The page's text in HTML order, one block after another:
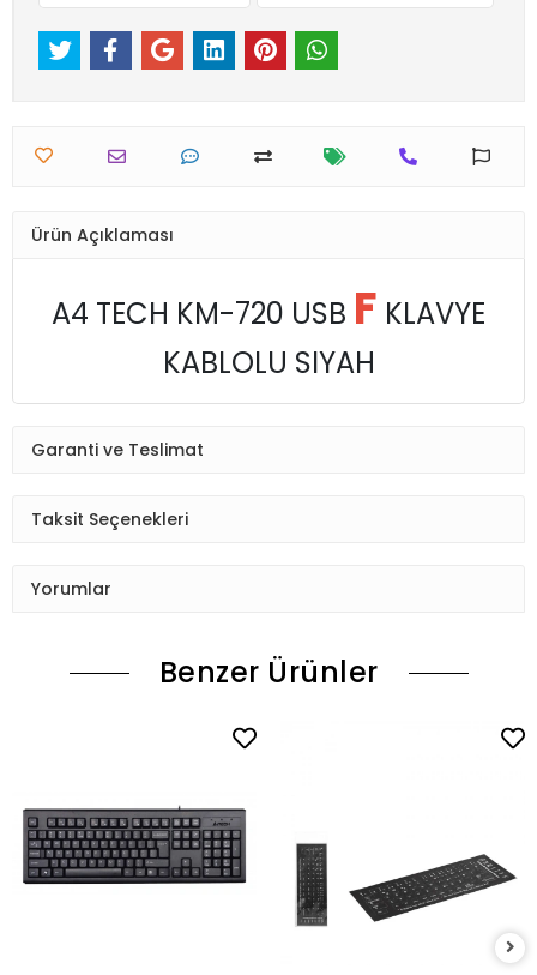
Ürün Açıklaması
A4 TECH KM-720 USB F KLAVYE
KABLOLU SIYAH
Garanti ve Teslimat
Taksit Seçenekleri
Yorumlar
Benzer Ürünler